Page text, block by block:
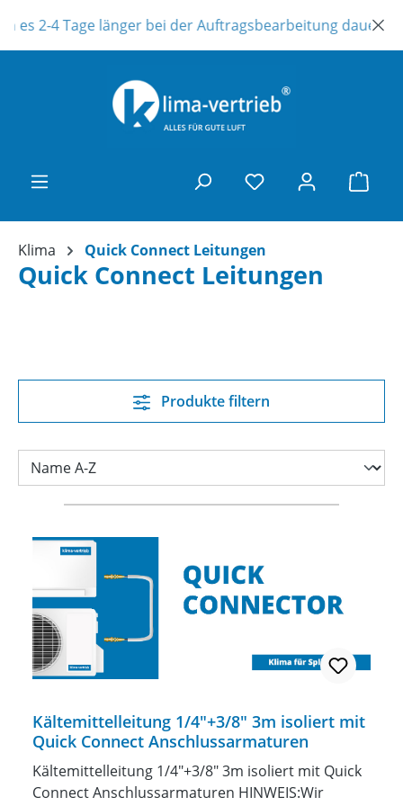
Zum Hauptinhalt springen
es 2-4 Tage länger bei der Auftragsbearbeitung dauern
Klima Quick Connect Leitungen
Quick Connect Leitungen
Produkte filtern
Kältemittelleitung 1/4"+3/8" 3m isoliert mit
Quick Connect Anschlussarmaturen
Kältemittelleitung 1/4"+3/8" 3m isoliert mit Quick
Connect Anschlussarmaturen HINWEIS:Wir